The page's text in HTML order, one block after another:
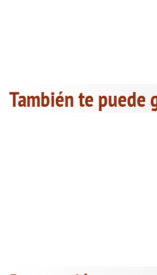
También te puede